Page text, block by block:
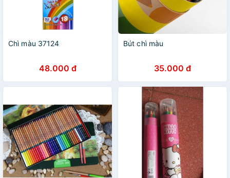
Chì màu 37124
48.000 đ
Bút chì màu
35.000 đ